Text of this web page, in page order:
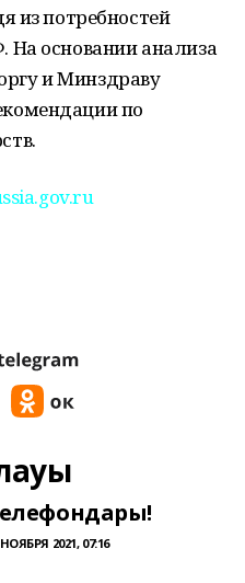
из потребностей
На основании анализа
и Минздраву
по
2021, 07:16